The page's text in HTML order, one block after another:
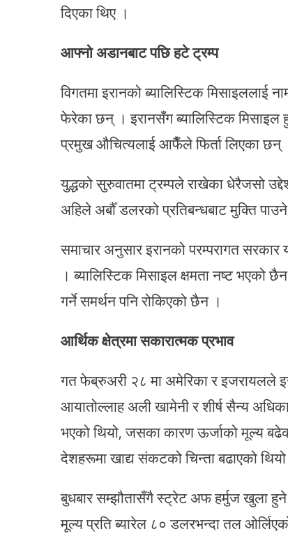
दिएका थिए ।
आफ्नो अडानबाट पछि हटे ट्रम्प
विगतमा इरानको ब्यालिस्टिक
फेरेका छन् । इरानसँग ब्यालिस्टिक
प्रमुख औचित्यलाई आफैँले फिर्ता लिएका छन्
युद्धको सुरुवातमा ट्रम्पले राखेका धेरैजसो
अहिले अर्बौँ डलरको प्रतिबन्धबाट मुक्ति
समाचार अनुसार इरानको परम्परागत
। ब्यालिस्टिक मिसाइल क्षमता नष्ट भएको
गर्ने समर्थन पनि रोकिएको छैन ।
आर्थिक क्षेत्रमा सकारात्मक प्रभाव
गत फेब्रुअरी २८ मा अमेरिका र इजरायलले
आयातोल्लाह अली खामेनी र शीर्ष सैन्य
भएको थियो, जसका कारण ऊर्जाको मूल्य
देशहरूमा खाद्य संकटको चिन्ता बढाएको
बुधबार सम्झौतासँगै स्ट्रेट अफ हर्मुज खुला
मूल्य प्रति ब्यारेल ८० डलरभन्दा तल